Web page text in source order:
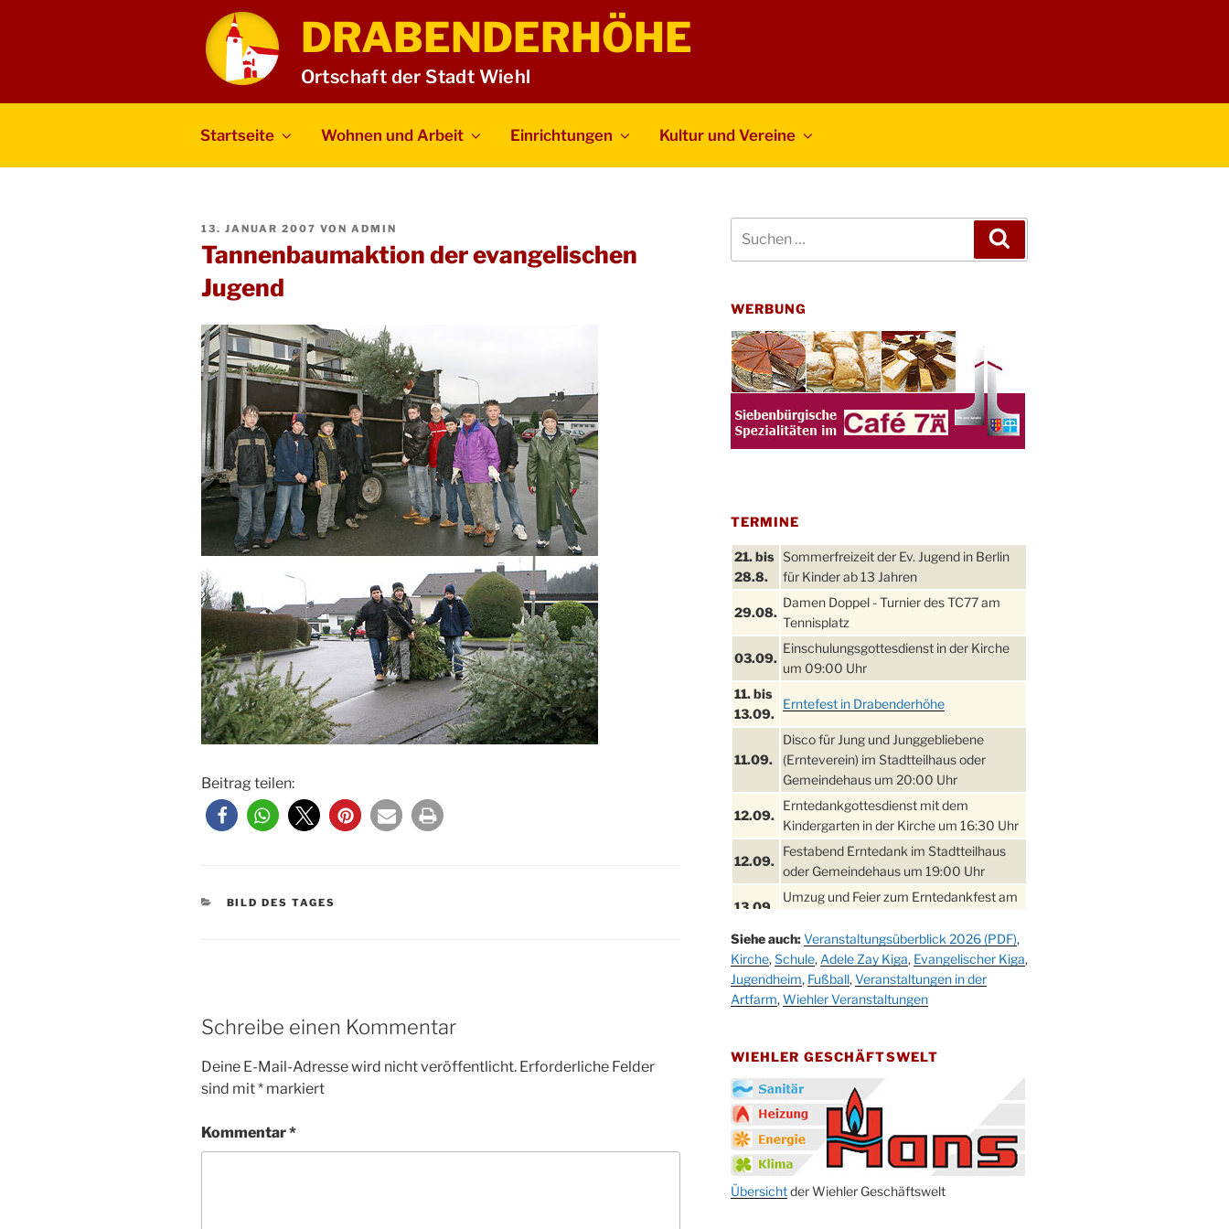
DRABENDERHÖHE
Ortschaft der Stadt Wiehl
Startseite Wohnen und Arbeit Einrichtungen Kultur und Vereine
VERÖFFENTLICHT
13. JANUAR 2007 VON ADMIN
Tannenbaumaktion der evangelischen
Jugend
Beitrag teilen:
KATEGORIEN
BILD DES TAGES
Schreibe einen Kommentar
Deine E-Mail-Adresse wird nicht veröffentlicht. Erforderliche Felder
sind mit* markiert
Kommentar*
nach:
WERBUNG
TERMINE
21. bis
28.8.
Sommerfreizeit der Ev. Jugend in Berlin
für Kinder ab 13 Jahren
29.08.
Damen Doppel - Turnier des TC77 am
Tennisplatz
03.09.
Einschulungsgottesdienst in der Kirche
um 09:00 Uhr
11. bis
13.09.
Erntefest in Drabenderhöhe
11.09.
Disco für Jung und Junggebliebene
(Ernteverein) im Stadtteilhaus oder
Gemeindehaus um 20:00 Uhr
12.09.
Erntedankgottesdienst mit dem
Kindergarten in der Kirche um 16:30 Uhr
12.09.
Festabend Erntedank im Stadtteilhaus
oder Gemeindehaus um 19:00 Uhr
13.09.
Umzug und Feier zum Erntedankfest am
19.09.
Schlagerabend im Stadtteilhaus
Drabenderhöhe
25. u.
26.09.
Oktoberfest im Cafe XXS
10-12 Uhr
09.10.
Afterwork-Andacht um 18:00 Uhr in der
Kirche
10.10.
Sandmännchen-Gottesdienst in der
Kirche oder im Ev. Gemeindehaus um
18:00 Uhr
11.10.
Oktoberfest MGV im Stadtteilhaus um
Siehe auch: Veranstaltungsüberblick 2026 (PDF),
Kirche,Schule, Adele Zay Kiga, Evangelischer Kiga,
Jugendheim, Fußball,Veranstaltungen in der
Artfarm,Wiehler Veranstaltungen
WIEHLER GESCHÄFTSWELT
Übersichtder Wiehler Geschäftswelt